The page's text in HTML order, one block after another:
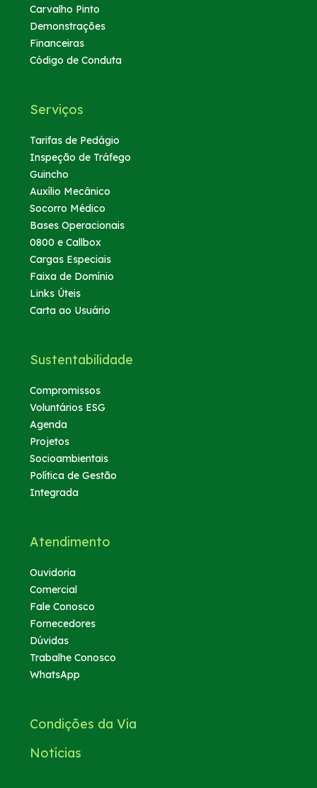
Carvalho Pinto
Demonstrações
Financeiras
Código de Conduta
Serviços
Tarifas de Pedágio
Inspeção de Tráfego
Guincho
Auxílio Mecânico
Socorro Médico
Bases Operacionais
0800 e Callbox
Cargas Especiais
Faixa de Domínio
Links Úteis
Carta ao Usuário
Sustentabilidade
Compromissos
Voluntários ESG
Agenda
Projetos
Socioambientais
Política de Gestão
Integrada
Atendimento
Ouvidoria
Comercial
Fale Conosco
Fornecedores
Dúvidas
Trabalhe Conosco
WhatsApp
Condições da Via
Notícias